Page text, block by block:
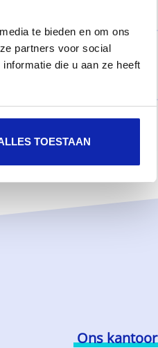
te bieden en om ons
partners voor social
die u aan ze heeft
TOESTAAN
Ons kantoor